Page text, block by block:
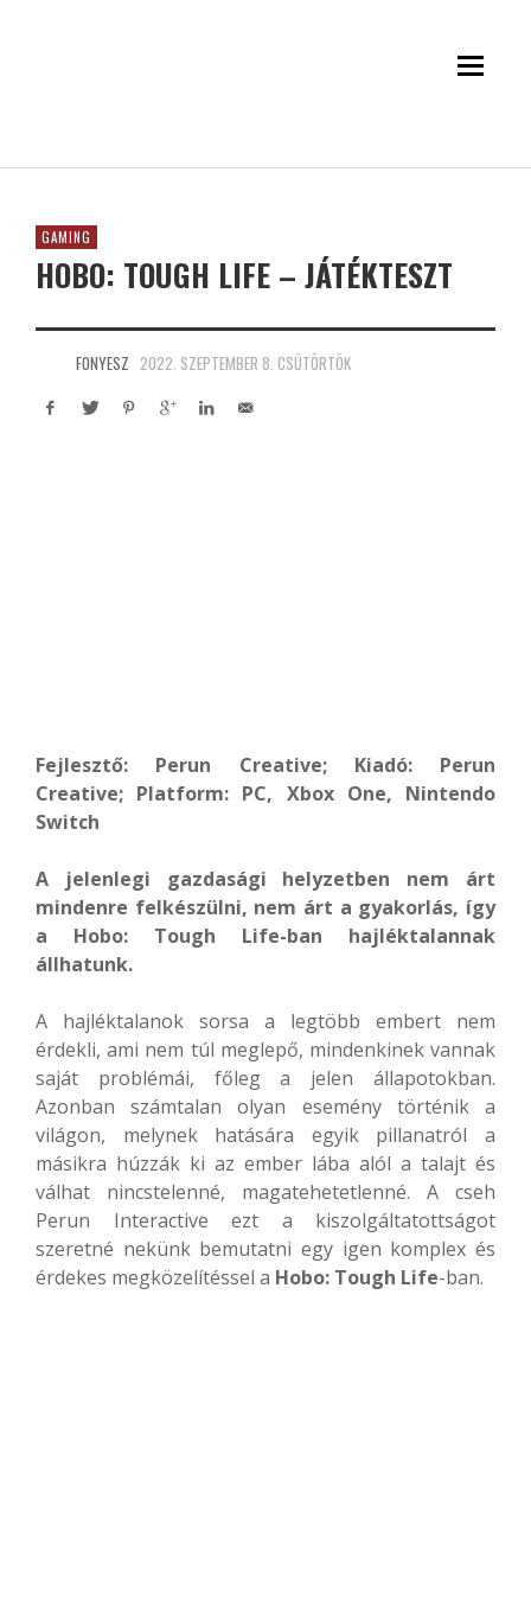
GAMING
HOBO: TOUGH LIFE – JÁTÉKTESZT
FONYESZ 2022. SZEPTEMBER 8. CSÜTÖRTÖK
Fejlesztő: Perun Creative; Kiadó: Perun
Creative; Platform: PC, Xbox One, Nintendo
Switch
A jelenlegi gazdasági helyzetben nem árt
mindenre felkészülni, nem árt a gyakorlás, így
a Hobo: Tough Life-ban hajléktalannak
állhatunk.
A hajléktalanok sorsa a legtöbb embert nem
érdekli, ami nem túl meglepő, mindenkinek vannak
saját problémái, főleg a jelen állapotokban.
Azonban számtalan olyan esemény történik a
világon, melynek hatására egyik pillanatról a
másikra húzzák ki az ember lába alól a talajt és
válhat nincstelenné, magatehetetlenné. A cseh
Perun Interactive ezt a kiszolgáltatottságot
szeretné nekünk bemutatni egy igen komplex és
érdekes megközelítéssel a Hobo: Tough Life-ban.